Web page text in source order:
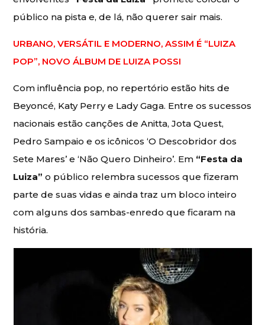
público na pista e, de lá, não querer sair mais.
URBANO, VERSÁTIL E MODERNO, ASSIM É “LUIZA
POP”, NOVO ÁLBUM DE LUIZA POSSI
Com influência pop, no repertório estão hits de
Beyoncé, Katy Perry e Lady Gaga. Entre os sucessos
nacionais estão canções de Anitta, Jota Quest,
Pedro Sampaio e os icônicos ‘O Descobridor dos
Sete Mares’ e ‘Não Quero Dinheiro’. Em “Festa da
Luiza” o público relembra sucessos que fizeram
parte de suas vidas e ainda traz um bloco inteiro
com alguns dos sambas-enredo que ficaram na
história.